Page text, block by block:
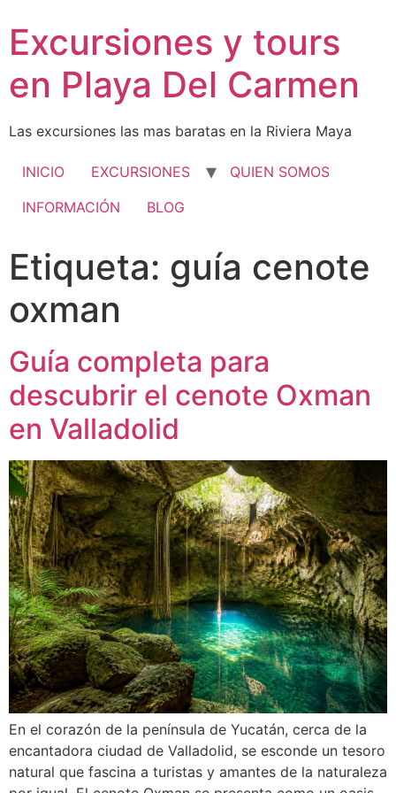
Excursiones y tours
en Playa Del Carmen
Las excursiones las mas baratas en la Riviera Maya
INICIO EXCURSIONES
QUIEN SOMOS
INFORMACIÓN
BLOG
Etiqueta: guía cenote
oxman
Guía completa para
descubrir el cenote Oxman
en Valladolid
En el corazón de la península de Yucatán, cerca de la
encantadora ciudad de Valladolid, se esconde un tesoro
natural que fascina a turistas y amantes de la naturaleza